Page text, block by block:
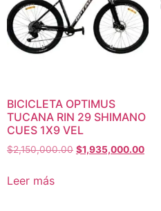
BICICLETA OPTIMUS
TUCANA RIN 29 SHIMANO
CUES 1X9 VEL
$2,150,000.00 $1,935,000.00
Leer más